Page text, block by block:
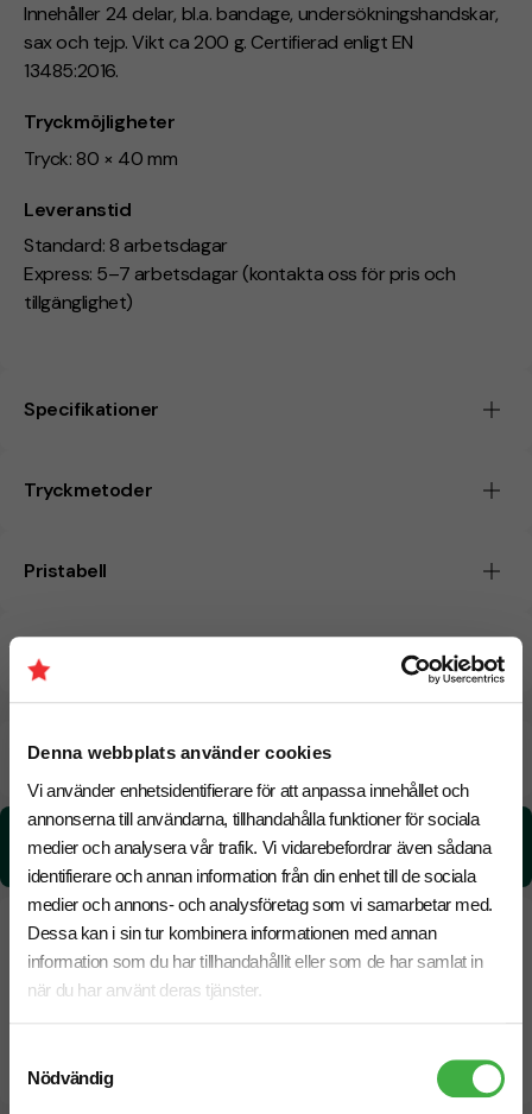
Denna webbplats använder cookies
Vi använder enhetsidentifierare för att anpassa innehållet och
annonserna till användarna, tillhandahålla funktioner för sociala
medier och analysera vår trafik. Vi vidarebefordrar även sådana
identifierare och annan information från din enhet till de sociala
medier och annons- och analysföretag som vi samarbetar med.
Dessa kan i sin tur kombinera informationen med annan
information som du har tillhandahållit eller som de har samlat in
när du har använt deras tjänster.
Nödvändig
Innehåller 24 delar, bl.a. bandage, undersökningshandskar,
sax och tejp. Vikt ca 200 g. Certifierad enligt EN
13485:2016.
Tryckmöjligheter
Tryck: 80 × 40 mm
Leveranstid
Standard: 8 arbetsdagar
Express: 5–7 arbetsdagar (kontakta oss för pris och
tillgänglighet)
Specifikationer
Tryckmetoder
Pristabell
20 Augusti Beräknad leveranstid:
CO₂e -avtryck:
1.36 kg CO₂e / per styck